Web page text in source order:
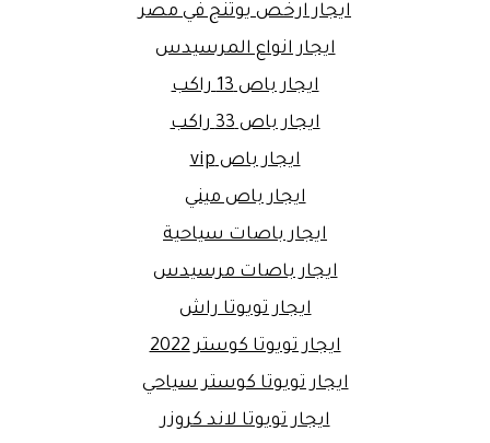
ايجار ارخص يوتنج في مصر
ايجار انواع المرسيدس
ايجار باص 13 راكب
ايجار باص 33 راكب
ايجار باص vip
ايجار باص ميني
ايجار باصات سياحية
ايجار باصات مرسيدس
ايجار تويوتا راش
ايجار تويوتا كوستر 2022
ايجار تويوتا كوستر سياحي
ايجار تويوتا لاند كروزر